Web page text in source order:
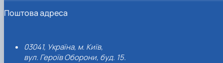
Поштова адреса
03041, Україна, м. Київ,
вул. Героїв Оборони, буд. 15.